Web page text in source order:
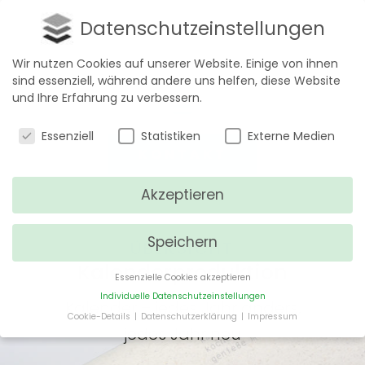
ÜBERSICHT
Kalenderproduktion
Kalender – jedes Jahr anders,
jedes Jahr neu
Datenschutzeinstellungen
Wir nutzen Cookies auf unserer Website. Einige von ihnen
sind essenziell, während andere uns helfen, diese Website
und Ihre Erfahrung zu verbessern.
Datenschutzeinstellungen
Essenziell Statistiken Externe Medien
Akzeptieren
Speichern
Essenzielle Cookies akzeptieren
Individuelle Datenschutzeinstellungen
Cookie-Details
Datenschutzerklärung Impressum
Datenschutzeinstellungen